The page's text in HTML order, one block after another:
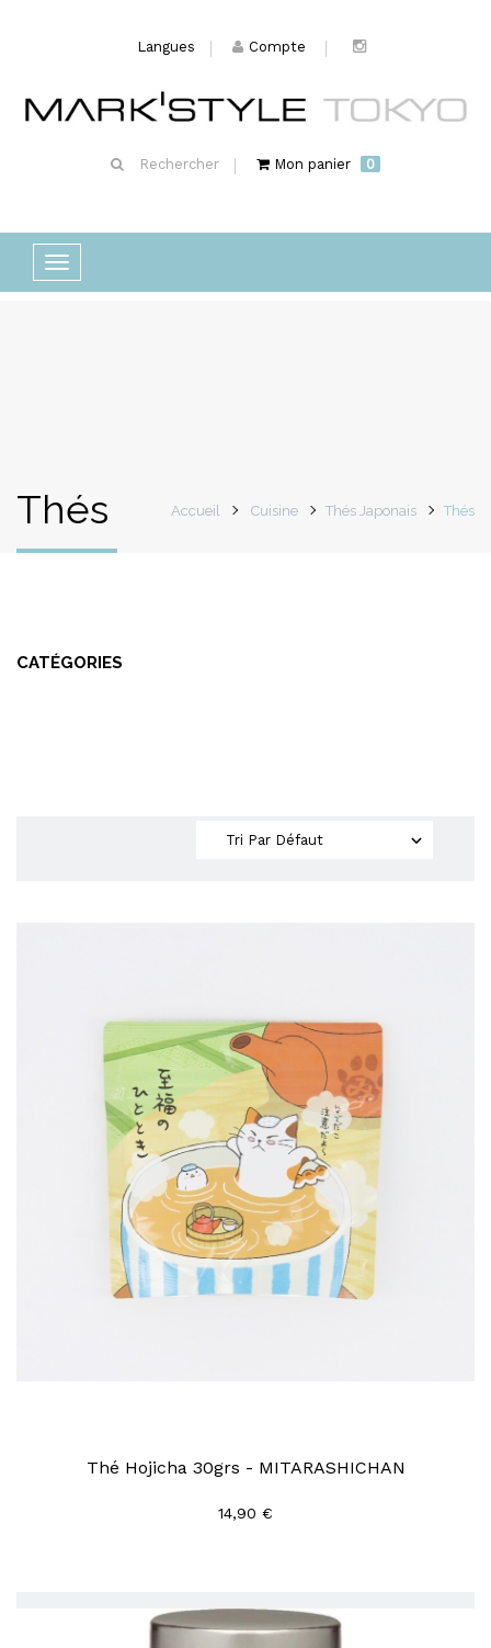
Langues Compte
Rechercher Mon panier 0
Basculer
la
Thés Accueil Cuisine Thés Japonais Thés
CATÉGORIES
Thé Hojicha 30grs - MITARASHICHAN
14,90 €